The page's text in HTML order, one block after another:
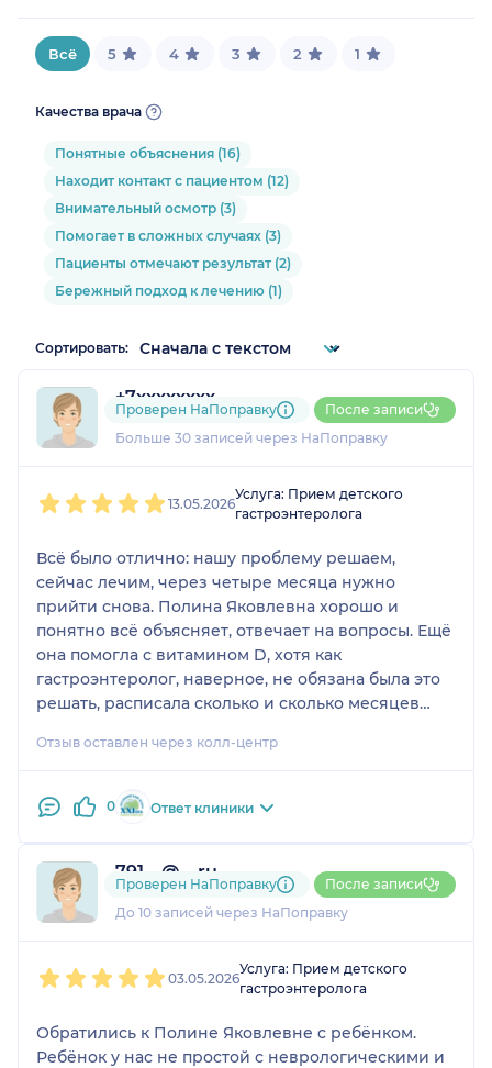
Всё 5 4 3 2 1
Качества врача
Понятные объяснения (16)
Находит контакт с пациентом (12)
Внимательный осмотр (3)
Помогает в сложных случаях (3)
Пациенты отмечают результат (2)
Бережный подход к лечению (1)
Сортировать:
+7xxxxxxxx
12 отзывови4 оценки
Больше 30 записей через НаПоправку
Проверен НаПоправку После записи
13.05.2026
Услуга: Прием детского
гастроэнтеролога
Всё было отлично: нашу проблему решаем,
сейчас лечим, через четыре месяца нужно
прийти снова. Полина Яковлевна хорошо и
понятно всё объясняет, отвечает на вопросы. Ещё
она помогла с витамином D, хотя как
гастроэнтеролог, наверное, не обязана была это
решать, расписала сколько и сколько месяцев
педиатру. Я однозначно её рекомендую и сама
Отзыв оставлен через колл-центр
0 Ответ клиники
791....@....ru
3 отзыва
До 10 записей через НаПоправку
Проверен НаПоправку После записи
03.05.2026
Услуга: Прием детского
гастроэнтеролога
Обратились к Полине Яковлевне с ребёнком.
Ребёнок у нас не простой с неврологическими и